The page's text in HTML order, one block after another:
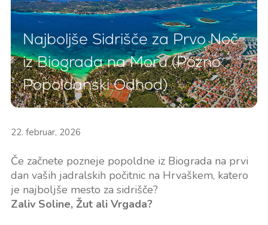
Najboljše Sidrišče za Prvo Noč
iz Biograda na Moru (Pozno
Popoldanski Odhod)
22. februar, 2026
Če začnete pozneje popoldne iz Biograda na prvi
dan vaših jadralskih počitnic na Hrvaškem, katero
je najboljše mesto za sidrišče?
Zaliv Soline, Žut ali Vrgada?